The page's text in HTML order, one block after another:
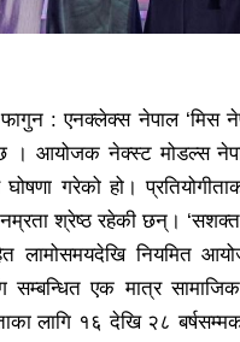
: एनक्लेक्स नेपाल ‘मिस
। आयोजक नेक्स्ट मोडल्स
गरेको हो।
श्रेष्ठ रहेकी छन्। ‘सशक्त
लामोसमयदेखि नियमित
सम्बन्धित एक मात्र सामाजिक
लागि १६ देखि २८